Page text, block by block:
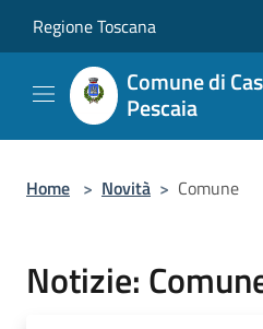
Regione Toscana
Comune di
Pescaia
Home > Novità > Comune
Notizie: